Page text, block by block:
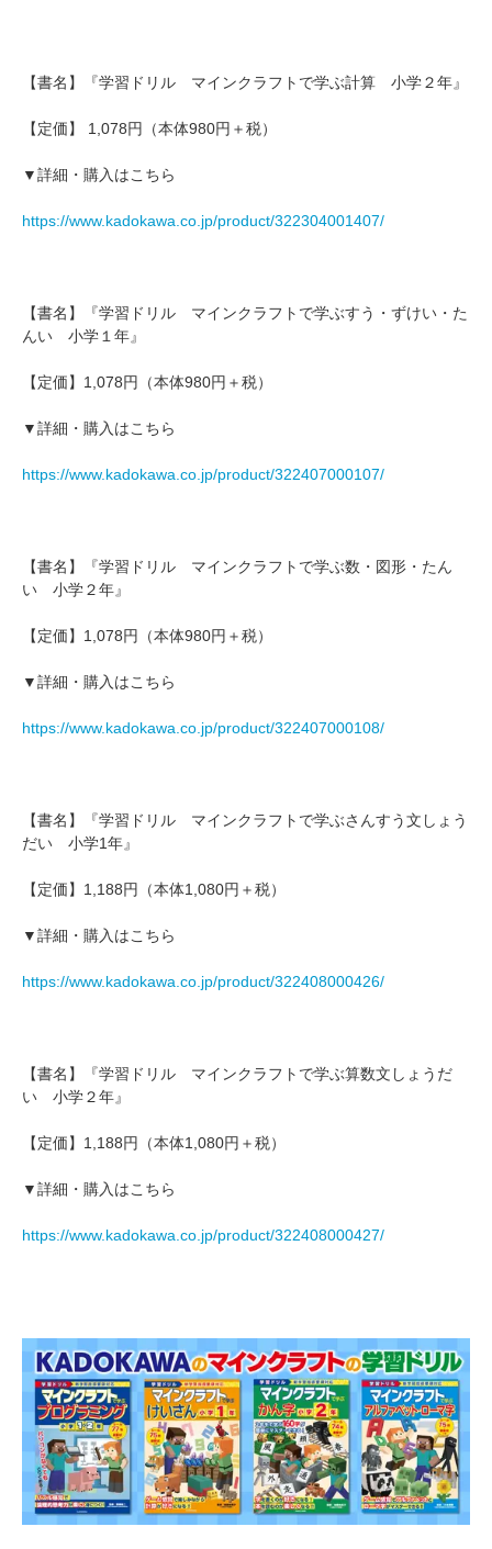
【書名】『学習ドリル マインクラフトで学ぶ計算 小学２年』
【定価】 1,078円（本体980円＋税）
▼詳細・購入はこちら
https://www.kadokawa.co.jp/product/322304001407/
【書名】『学習ドリル マインクラフトで学ぶすう・ずけい・た
んい 小学１年』
【定価】1,078円（本体980円＋税）
▼詳細・購入はこちら
https://www.kadokawa.co.jp/product/322407000107/
【書名】『学習ドリル マインクラフトで学ぶ数・図形・たん
い 小学２年』
【定価】1,078円（本体980円＋税）
▼詳細・購入はこちら
https://www.kadokawa.co.jp/product/322407000108/
【書名】『学習ドリル マインクラフトで学ぶさんすう文しょう
だい 小学1年』
【定価】1,188円（本体1,080円＋税）
▼詳細・購入はこちら
https://www.kadokawa.co.jp/product/322408000426/
【書名】『学習ドリル マインクラフトで学ぶ算数文しょうだ
い 小学２年』
【定価】1,188円（本体1,080円＋税）
▼詳細・購入はこちら
https://www.kadokawa.co.jp/product/322408000427/